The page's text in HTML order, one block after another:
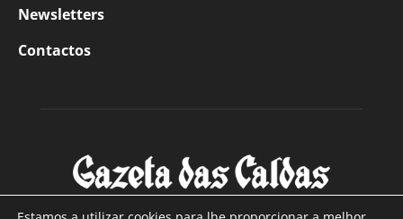
Newsletters
Contactos